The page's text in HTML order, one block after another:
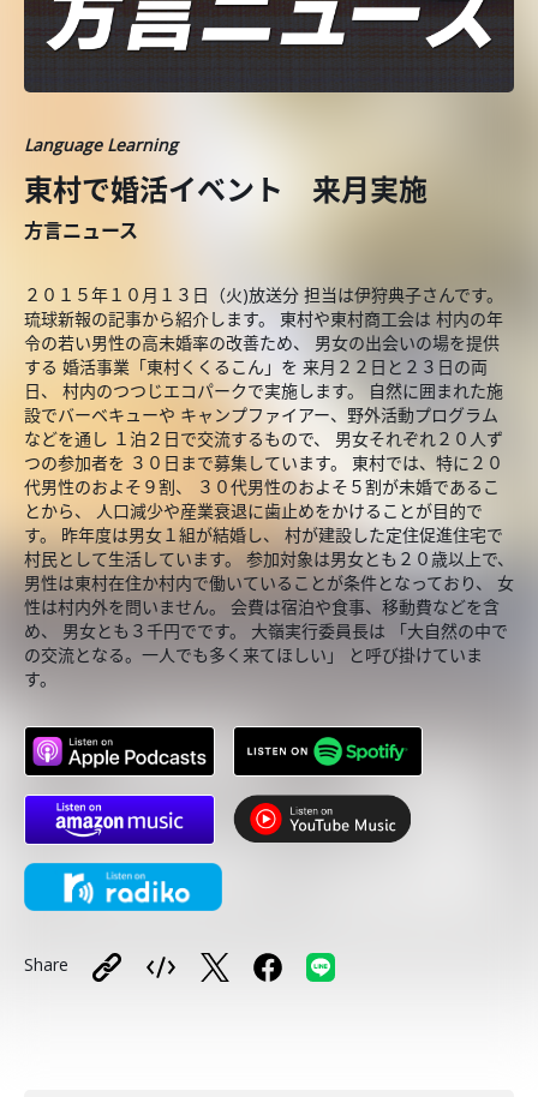
Language Learning
東村で婚活イベント 来月実施
方言ニュース
２０１５年１０月１３日（火)放送分 担当は伊狩典子さんです。
琉球新報の記事から紹介します。 東村や東村商工会は 村内の年
令の若い男性の高未婚率の改善ため、 男女の出会いの場を提供
する 婚活事業「東村くくるこん」を 来月２２日と２３日の両
日、 村内のつつじエコパークで実施します。 自然に囲まれた施
設でバーベキューや キャンプファイアー、野外活動プログラム
などを通し １泊２日で交流するもので、 男女それぞれ２０人ず
つの参加者を ３０日まで募集しています。 東村では、特に２０
代男性のおよそ９割、 ３０代男性のおよそ５割が未婚であるこ
とから、 人口減少や産業衰退に歯止めをかけることが目的で
す。 昨年度は男女１組が結婚し、 村が建設した定住促進住宅で
村民として生活しています。 参加対象は男女とも２０歳以上で、
男性は東村在住か村内で働いていることが条件となっており、 女
性は村内外を問いません。 会費は宿泊や食事、移動費などを含
め、 男女とも３千円でです。 大嶺実行委員長は 「大自然の中で
の交流となる。一人でも多く来てほしい」 と呼び掛けていま
す。
Share